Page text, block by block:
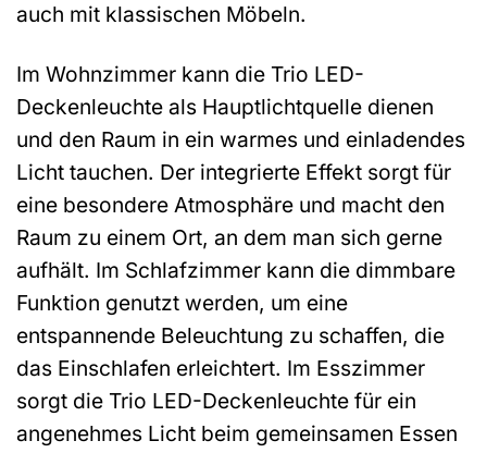
auch mit klassischen Möbeln.
Im Wohnzimmer kann die Trio LED-
Deckenleuchte als Hauptlichtquelle dienen
und den Raum in ein warmes und einladendes
Licht tauchen. Der integrierte Effekt sorgt für
eine besondere Atmosphäre und macht den
Raum zu einem Ort, an dem man sich gerne
aufhält. Im Schlafzimmer kann die dimmbare
Funktion genutzt werden, um eine
entspannende Beleuchtung zu schaffen, die
das Einschlafen erleichtert. Im Esszimmer
sorgt die Trio LED-Deckenleuchte für ein
angenehmes Licht beim gemeinsamen Essen